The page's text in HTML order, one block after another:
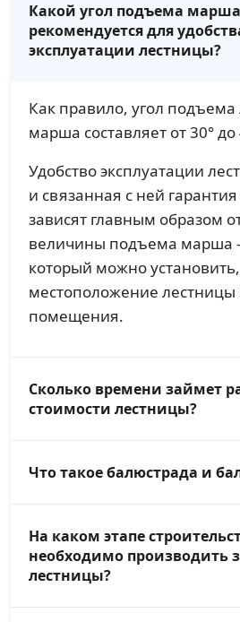
Какой угол подъема марша
рекомендуется для
эксплуатации лестницы?
Как правило, угол подъема
марша составляет от 30° до
Удобство эксплуатации
и связанная с ней
зависят главным образом
величины подъема марша
который можно
местоположение лестницы
помещения.
Сколько времени займет
стоимости лестницы?
Что такое балюстрада и
На каком этапе
необходимо производить
лестницы?